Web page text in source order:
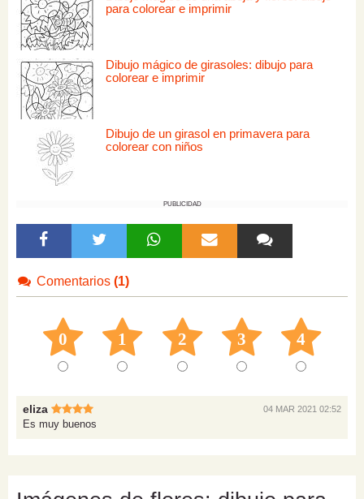
para colorear e imprimir
Dibujo mágico de girasoles: dibujo para
colorear e imprimir
Dibujo de un girasol en primavera para
colorear con niños
PUBLICIDAD
Comentarios (1)
0 1 2 3 4
04 MAR 2021 02:52
eliza
Es muy buenos